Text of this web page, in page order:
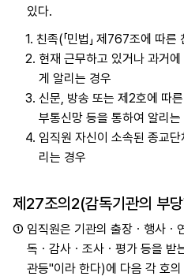
있다.
1. 친족(「민법」 제767조에 따
2. 현재 근무하고 있거나 과거
게 알리는 경우
3. 신문, 방송 또는 제2호에 따
부통신망 등을 통하여 알리는
4. 임직원 자신이 소속된 종교
리는 경우
제27조의2(감독기관의 부
① 임직원은 기관의 출장ㆍ행사ㆍ
독ㆍ감사ㆍ조사ㆍ평가 등을 받
관등"이라 한다)에 다음 각 호